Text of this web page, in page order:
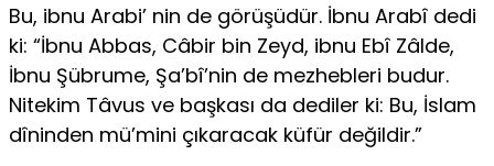
Bu, ibnu Arabi’ nin de görüşüdür. İbnu Arabî dedi
ki: “İbnu Abbas, Câbir bin Zeyd, ibnu Ebî Zâlde,
İbnu Şübrume, Şa’bî’nin de mezhebleri budur.
Nitekim Tâvus ve başkası da dediler ki: Bu, İslam
dîninden mü’mini çıkaracak küfür değildir.”